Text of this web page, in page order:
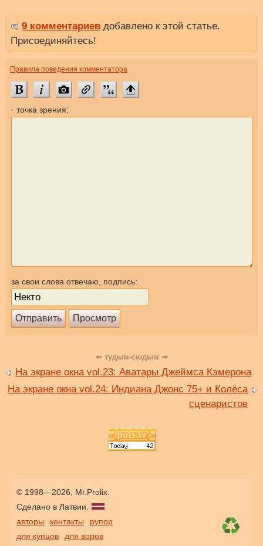
9 комментариев добавлено к этой статье.
Присоединяйтесь!
Правила поведения комментатора
· точка зрения:
за свои слова отвечаю, подпись:
⇐ тудым-сюдым ⇒
На экране окна vol.23: Аватары Джеймса Кэмерона
На экране окна vol.24: Индиана Джонс 75+ и Колёса
сценаристов
© 1998—2026, Mr.Prolix.
Сделано в Латвии.
авторы
контакты
рупор
для купцов
для воров